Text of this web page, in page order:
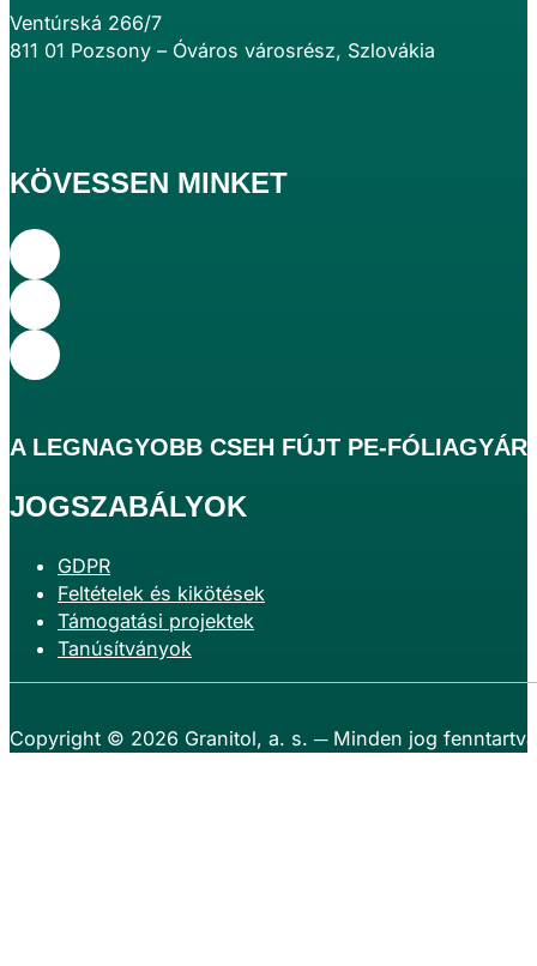
A LEGNAGYOBB CSEH FÚJT PE-
Ventúrská 266/7
811 01 Pozsony – Óváros városrész, Szlovákia
KÖVESSEN MINKET
JOGSZABÁLYOK
GDPR
Feltételek és kikötések
Támogatási projektek
Tanúsítványok
Copyright © 2026 Granitol, a. s. ─ Minden jog